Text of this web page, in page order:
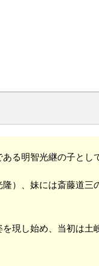
る明智光継の子とし
）、妹には斎藤道三
現し始め、当初は土